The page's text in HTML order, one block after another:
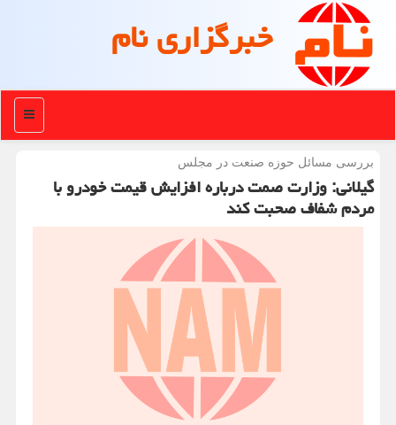
خبرگزاری نام
منو
بررسی مسائل حوزه صنعت در مجلس
گیلانی: وزارت صمت درباره افزایش قیمت خودرو با
مردم شفاف صحبت كند